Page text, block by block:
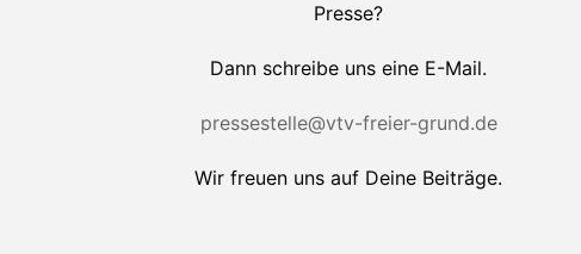
Presse?
Dann schreibe uns eine E-Mail.
pressestelle@vtv-freier-grund.de
Wir freuen uns auf Deine Beiträge.